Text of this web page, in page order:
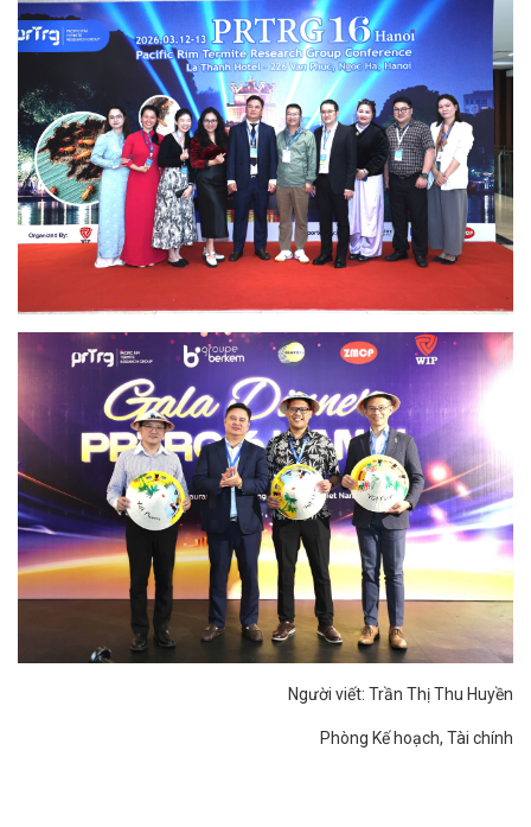
Người viết: Trần Thị Thu Huyền
Phòng Kế hoạch, Tài chính